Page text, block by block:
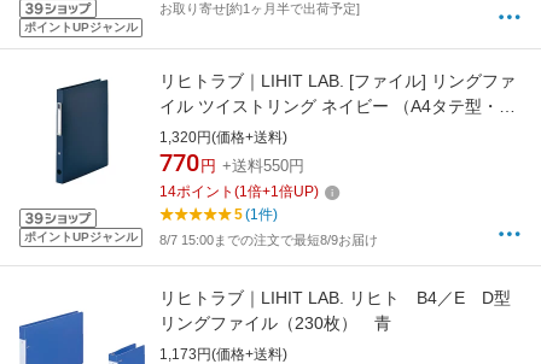
ポイントUPジャンル
お取り寄せ[約1ヶ月半で出荷予定]
ポイントUPジャンル
リヒトラブ｜LIHIT LAB. [ファイル] リングファ
イル ツイストリング ネイビー （A4タテ型・2
穴） F-7681-11
1,320円(価格+送料)
770 円 +送料550円
14ポイント (1倍+1倍UP)
5(1件)
8/7 15:00までの注文で最短8/9お届け
リヒトラブ｜LIHIT LAB. リヒト B4／E D型
リングファイル（230枚） 青
1,173円(価格+送料)